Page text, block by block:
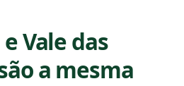
Vale das
a mesma